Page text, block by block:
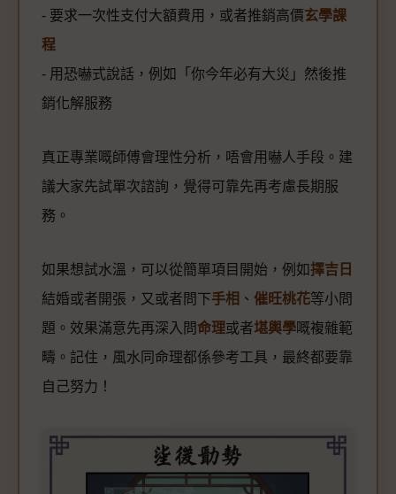
- 要求一次性支付大額費用，或者推銷高價玄學課
程
- 用恐嚇式說話，例如「你今年必有大災」然後推
銷化解服務
真正專業嘅師傅會理性分析，唔會用嚇人手段。建
議大家先試單次諮詢，覺得可靠先再考慮長期服
務。
如果想試水溫，可以從簡單項目開始，例如 擇吉日
結婚或者開張，又或者問下手相 、 催旺桃花等小問
題。效果滿意先再深入問命理或者堪輿學嘅複雜範
疇。記住，風水同命理都係參考工具，最終都要靠
自己努力！